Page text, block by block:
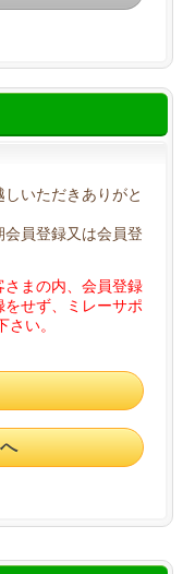
いただきありがと
会員登録又は会員登
まの内、会員登録
せず、ミレーサポ
い。